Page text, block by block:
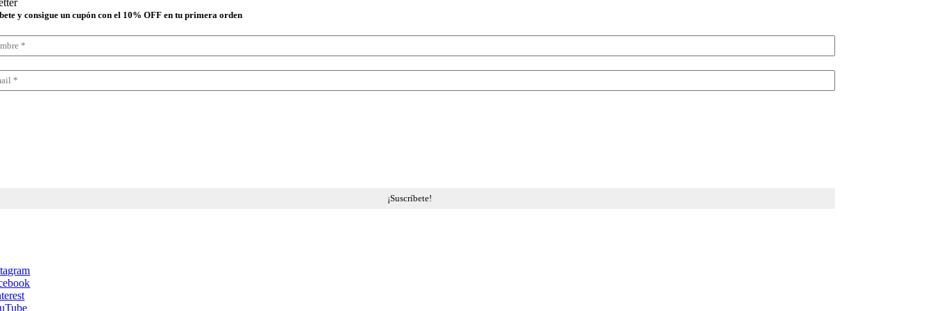
y consigue un cupón con el 10% OFF en tu primera orden